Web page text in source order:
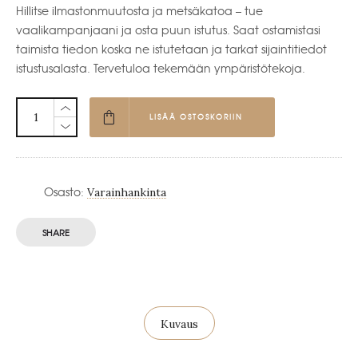
Hillitse ilmastonmuutosta ja metsäkatoa – tue
vaalikampanjaani ja osta puun istutus. Saat ostamistasi
taimista tiedon koska ne istutetaan ja tarkat sijaintitiedot
istustusalasta. Tervetuloa tekemään ympäristötekoja.
LISÄÄ OSTOSKORIIN
Osasto: Varainhankinta
SHARE
Kuvaus